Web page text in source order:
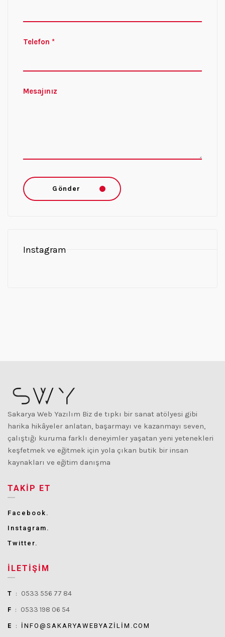
Telefon *
Mesajınız
Gönder
Instagram
Sakarya Web Yazılım Biz de tıpkı bir sanat atölyesi gibi
harika hikâyeler anlatan, başarmayı ve kazanmayı seven,
çalıştığı kuruma farklı deneyimler yaşatan yeni yetenekleri
keşfetmek ve eğitmek için yola çıkan butik bir insan
kaynakları ve eğitim danışma
TAKIP ET
Facebook.
Instagram.
Twitter.
İLETIŞIM
T : 0533 556 77 84
F : 0533 198 06 54
E : INFO@SAKARYAWEBYAZILIM.COM